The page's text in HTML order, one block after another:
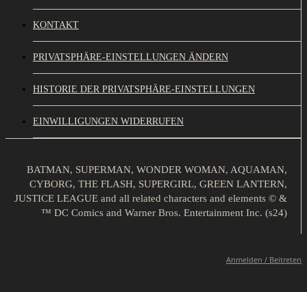
KONTAKT
PRIVATSPHÄRE-EINSTELLUNGEN ÄNDERN
HISTORIE DER PRIVATSPHÄRE-EINSTELLUNGEN
EINWILLIGUNGEN WIDERRUFEN
BATMAN, SUPERMAN, WONDER WOMAN, AQUAMAN,
CYBORG, THE FLASH, SUPERGIRL, GREEN LANTERN,
JUSTICE LEAGUE and all related characters and elements © &
™ DC Comics and Warner Bros. Entertainment Inc. (s24)
Anmelden / Beitreten